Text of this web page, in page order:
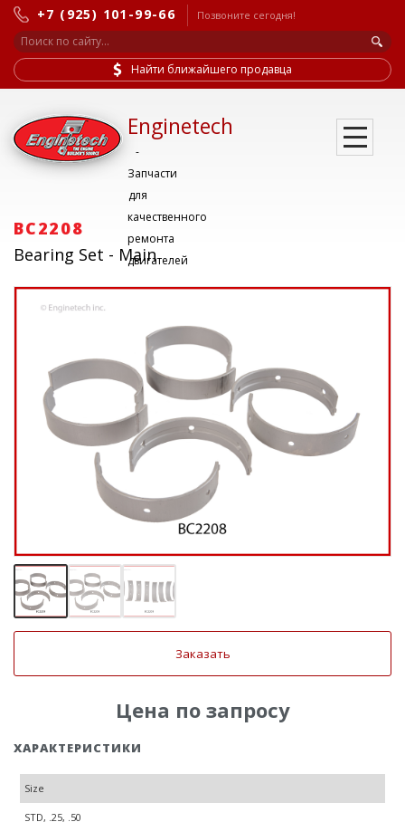
+7 (925) 101-99-66 Позвоните сегодня!
Найти ближайшего продавца
Enginetech
-
Запчасти
для
качественного
ремонта
двигателей
BC2208
Bearing Set - Main
Заказать
Цена по запросу
ХАРАКТЕРИСТИКИ
Size
STD, .25, .50